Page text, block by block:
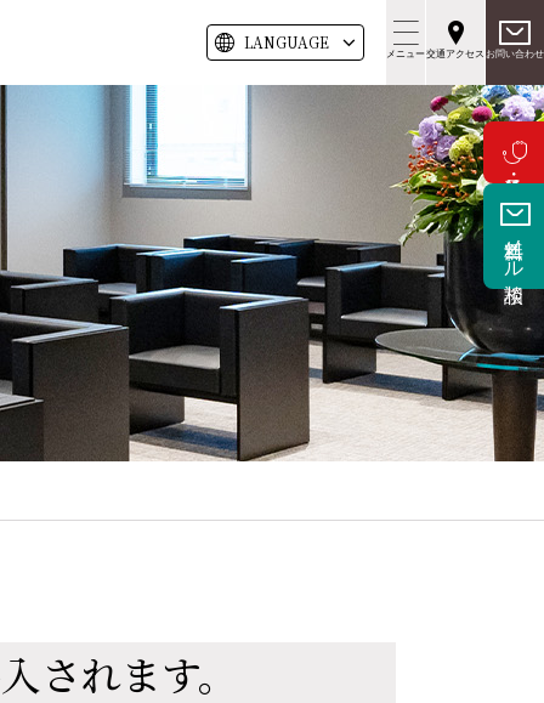
LANGUAGE
メニュー交通アクセス お問い合わせ
されます。
無料メール相談